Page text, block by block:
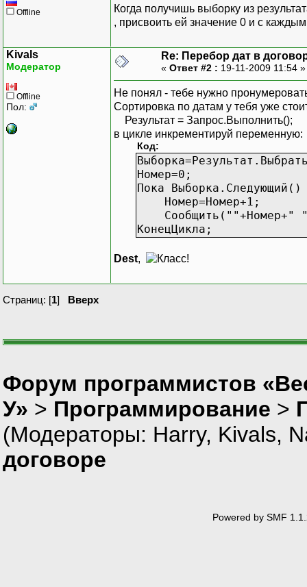
Offline
Когда получишь выборку из
, присвоить ей значение 0 и с
Kivals
Модератор
Offline
Пол:
Re: Перебор дат в
« Ответ #2 : 19-11-2009 11:54
Не понял - тебе нужно
Сортировка по датам у тебя уже
Результат = Запрос.Выполнить();
в цикле инкрементируй переменную:
Код:
Номер=0;
Пока Выборка.Следующий()
Номер=Номер+1;
Сообщить(""+Номер+"
КонецЦикла;
Dest,
Страниц: [1] Вверх
Форум программистов
У» > Программирование >
(Модераторы: Harry, Kivals,
договоре
Powered by SMF